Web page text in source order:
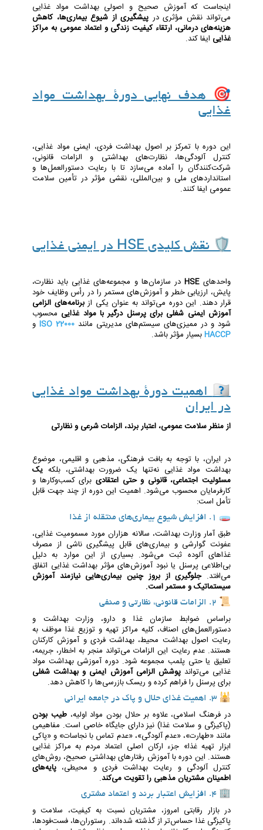
اینجاست که آموزش صحیح و اصولی بهداشت مواد غذایی
می‌تواند نقش مؤثری در پیشگیری از شیوع بیماری‌ها، کاهش
هزینه‌های درمانی، ارتقاء کیفیت زندگی و اعتماد عمومی به مراکز
غذایی ایفا کند.
🎯 هدف نهایی دورۀ بهداشت مواد
غذایی
این دوره با تمرکز بر اصول بهداشت فردی، ایمنی مواد غذایی،
کنترل آلودگی‌ها، نظارت‌های بهداشتی و الزامات قانونی،
شرکت‌کنندگان را آماده می‌سازد تا با رعایت دستورالعمل‌ها و
استانداردهای ملی و بین‌المللی، نقشی مؤثر در تأمین سلامت
عمومی ایفا کنند.
🛡️ نقش کلیدی HSE در ایمنی غذایی
واحدهایHSE در سازمان‌ها و مجموعه‌های غذایی باید نظارت،
پایش، ارزیابی خطر و آموزش‌های مستمر را در رأس وظایف خود
قرار دهند. این دوره می‌تواند به عنوان یکی ازبرنامه‌های الزامی
آموزش ایمنی شغلی برای پرسنل درگیر با مواد غذایی محسوب
شود و در ممیزی‌های سیستم‌های مدیریتی مانند ISO 22000 و
HACCPبسیار مؤثر باشد.
🇮🇷 اهمیت دورۀ بهداشت مواد غذایی
در ایران
از منظر سلامت عمومی، اعتبار برند، الزامات شرعی و نظارتی
در ایران، با توجه به بافت فرهنگی، مذهبی و اقلیمی، موضوع
بهداشت مواد غذایی نه‌تنها یک ضرورت بهداشتی، بلکه یک
مسئولیت اجتماعی، قانونی و حتی اعتقادی برای کسب‌وکارها و
کارفرمایان محسوب می‌شود. اهمیت این دوره از چند جهت قابل
تأمل است:
🧫 1. افزایش شیوع بیماری‌های منتقله از غذا
طبق آمار وزارت بهداشت، سالانه هزاران مورد مسمومیت غذایی،
عفونت گوارشی و بیماری‌های قابل پیشگیری ناشی از مصرف
غذاهای آلوده ثبت می‌شود. بسیاری از این موارد به دلیل
بی‌اطلاعی پرسنل یا نبود آموزش‌های مؤثر بهداشت غذایی اتفاق
می‌افتد.جلوگیری از بروز چنین بیماری‌هایی نیازمند آموزش
سیستماتیک و مستمر است.
📜 2. الزامات قانونی، نظارتی و صنفی
براساس ضوابط سازمان غذا و دارو، وزارت بهداشت و
دستورالعمل‌های اصناف، کلیه مراکز تهیه و توزیع غذا موظف به
رعایت اصول بهداشت محیط، بهداشت فردی و آموزش کارکنان
هستند. عدم رعایت این الزامات می‌تواند منجر به اخطار، جریمه،
تعلیق یا حتی پلمب مجموعه شود. دوره آموزشی بهداشت مواد
غذایی می‌تواندپوشش الزامی آموزش ایمنی و بهداشت شغلی
برای پرسنل را فراهم کرده و ریسک بازرسی‌ها را کاهش دهد.
🕌 3. اهمیت غذای حلال و پاک در جامعه ایرانی
در فرهنگ اسلامی، علاوه بر حلال بودن مواد اولیه،طیب بودن
(پاکیزگی و سلامت غذا) نیز دارای جایگاه خاصی است. مفاهیمی
مانند «طهارت»، «عدم آلودگی»، «عدم تماس با نجاسات» و «پاکی
ابزار تهیه غذا» جزء ارکان اصلی اعتماد مردم به مراکز غذایی
هستند. این دوره با آموزش رفتارهای بهداشتی صحیح، روش‌های
کنترل آلودگی و رعایت بهداشت فردی و محیطی، پایه‌های
اطمینان مشتریان مذهبی را تقویت می‌کند.
🏢 4. افزایش اعتبار برند و اعتماد مشتری
در بازار رقابتی امروز، مشتریان نسبت به کیفیت، سلامت و
پاکیزگی غذا حساس‌تر از گذشته شده‌اند. رستوران‌ها، فست‌فودها،